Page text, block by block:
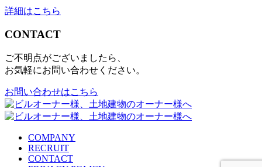
詳細はこちら
CONTACT
ご不明点がございましたら、
お気軽にお問い合わせください。
お問い合わせはこちら
COMPANY
RECRUIT
CONTACT